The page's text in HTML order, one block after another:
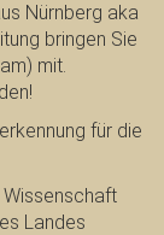
Nürnberg aka
bringen Sie
mit.
für die
Wissenschaft
Landes